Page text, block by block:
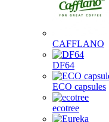
CAFFLANO
DF64
ECO capsules
ecotree